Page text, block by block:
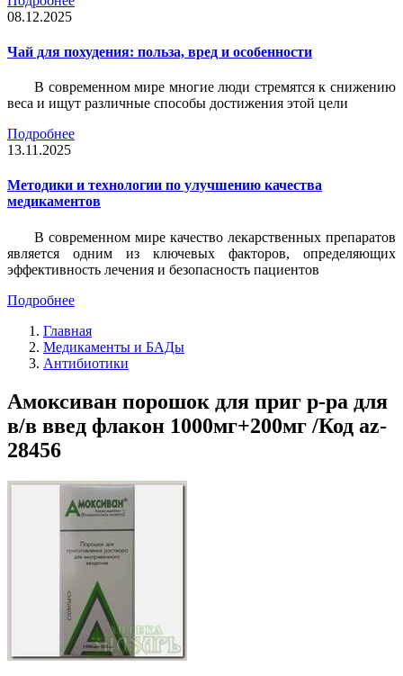
08.12.2025
Чай для похудения: польза, вред и особенности
В современном мире многие люди стремятся к снижению
веса и ищут различные способы достижения этой цели
Подробнее
13.11.2025
Методики и технологии по улучшению качества
медикаментов
В современном мире качество лекарственных препаратов
является одним из ключевых факторов, определяющих
эффективность лечения и безопасность пациентов
Подробнее
Главная
Медикаменты и БАДы
Антибиотики
Амоксиван порошок для приг р-ра для
в/в введ флакон 1000мг+200мг /Код az-
28456